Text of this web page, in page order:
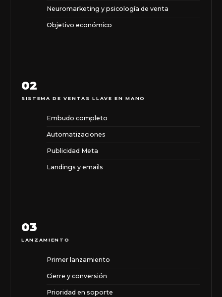
Neuromarketing y psicología de venta
Objetivo económico
02
SISTEMA DE VENTAS LLAVE EN MANO
Embudo completo
Automatizaciones
Publicidad Meta
Landings y emails
03
LANZAMIENTO
Primer lanzamiento
Cierre y conversión
Prioridad en soporte